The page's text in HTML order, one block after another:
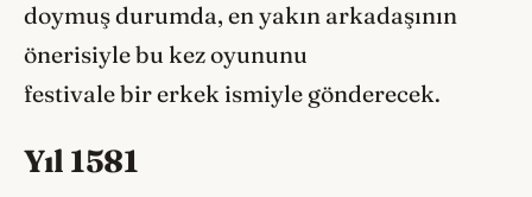
doymuş durumda, en yakın arkadaşının
önerisiyle bu kez oyununu
festivale bir erkek ismiyle gönderecek.
Yıl 1581